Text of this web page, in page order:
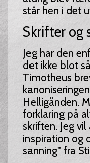
står hen i det
Skrifter og
Jeg har den
det ikke blot
Timotheus
Helligånden.
forklaring på
skriften. Jeg
inspiration og
sanning" fra